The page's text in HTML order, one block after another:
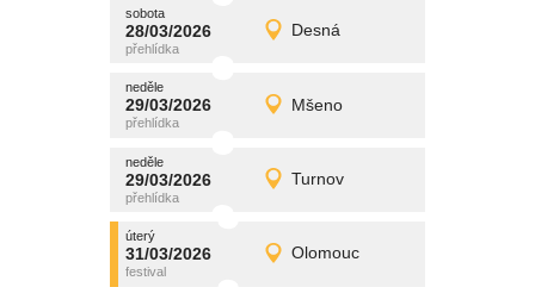
sobota
28/03/2026 Desná
sobota
28/03/2026 Detail
promítání
neděle
29/03/2026 Mšeno
neděle
29/03/2026 Detail
promítání
neděle
29/03/2026 Turnov
neděle
29/03/2026 Detail
promítání
úterý
31/03/2026 Olomouc
úterý
31/03/2026 Detail
promítání